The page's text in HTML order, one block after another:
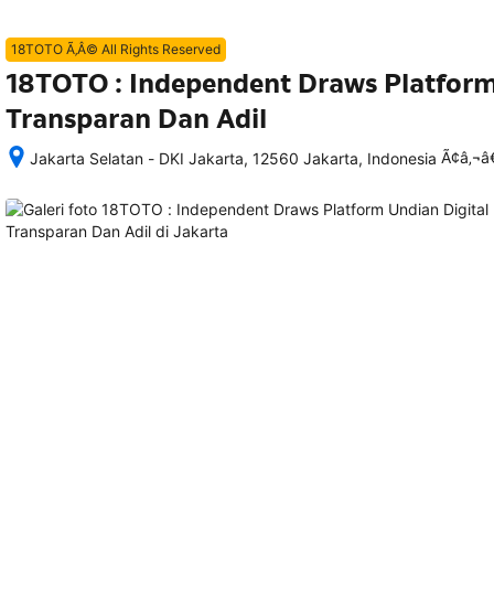
18TOTO Ã‚Â© All Rights Reserved
18TOTO : Independent Draws
Transparan Dan Adil
Jakarta Selatan - DKI Jakarta, 12560 Jakarta, Indonesia
memesan,
rincian